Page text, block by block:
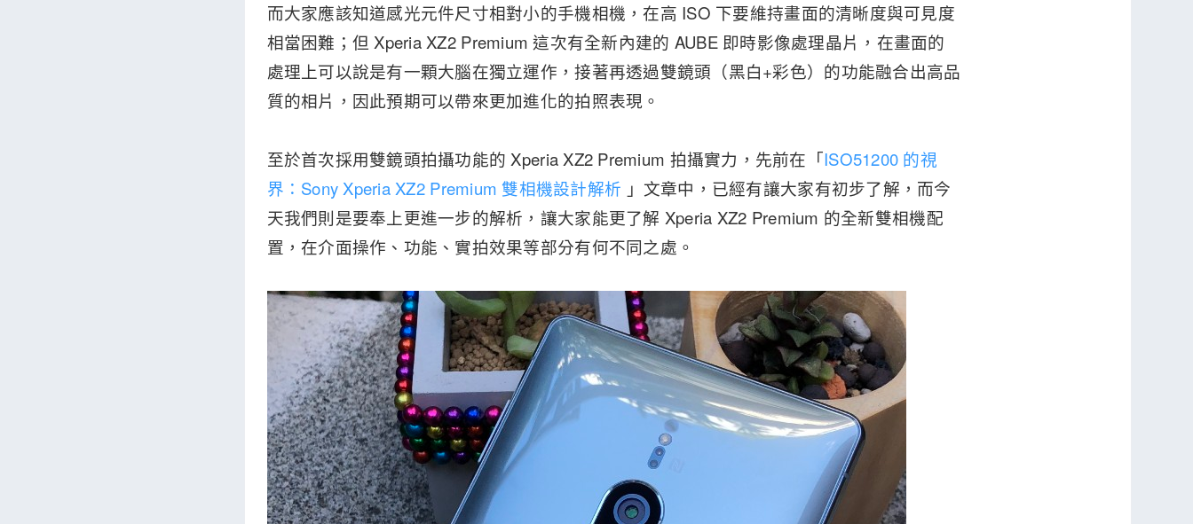
而大家應該知道感光元件尺寸相對小的手機相機，在高 ISO 下要維持畫面的清晰度與可見度
相當困難；但 Xperia XZ2 Premium 這次有全新內建的 AUBE 即時影像處理晶片，在畫面的
處理上可以說是有一顆大腦在獨立運作，接著再透過雙鏡頭（黑白+彩色）的功能融合出高品
質的相片，因此預期可以帶來更加進化的拍照表現。
至於首次採用雙鏡頭拍攝功能的 Xperia XZ2 Premium 拍攝實力，先前在「ISO51200 的視
界：Sony Xperia XZ2 Premium 雙相機設計解析 」文章中，已經有讓大家有初步了解，而今
天我們則是要奉上更進一步的解析，讓大家能更了解 Xperia XZ2 Premium 的全新雙相機配
置，在介面操作、功能、實拍效果等部分有何不同之處。